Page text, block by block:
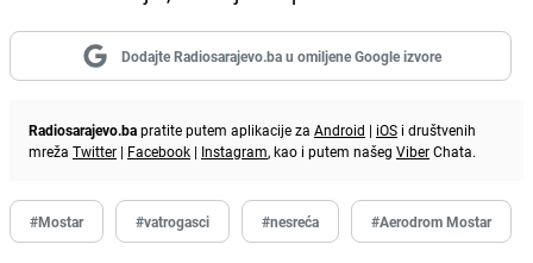
Dodajte Radiosarajevo.ba u omiljene Google izvore
Radiosarajevo.bapratite putem aplikacije za Android | iOS i društvenih
mreža Twitter | Facebook | Instagram, kao i putem našeg ViberChata.
#Mostar #vatrogasci #nesreća #Aerodrom Mostar